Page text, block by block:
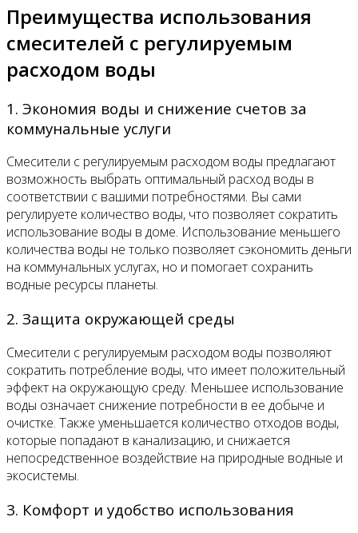
Преимущества использования
смесителей с регулируемым
расходом воды
1. Экономия воды и снижение счетов за
коммунальные услуги
Смесители с регулируемым расходом воды предлагают
возможность выбрать оптимальный расход воды в
соответствии с вашими потребностями. Вы сами
регулируете количество воды, что позволяет сократить
использование воды в доме. Использование меньшего
количества воды не только позволяет сэкономить деньги
на коммунальных услугах, но и помогает сохранить
водные ресурсы планеты.
2. Защита окружающей среды
Смесители с регулируемым расходом воды позволяют
сократить потребление воды, что имеет положительный
эффект на окружающую среду. Меньшее использование
воды означает снижение потребности в ее добыче и
очистке. Также уменьшается количество отходов воды,
которые попадают в канализацию, и снижается
непосредственное воздействие на природные водные и
экосистемы.
3. Комфорт и удобство использования